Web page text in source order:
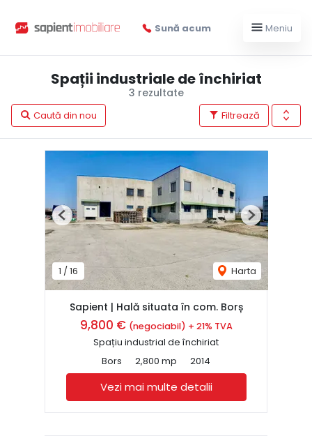
Sună acum Meniu
3 rezultate
Spații industriale de închiriat
Filtrează
Caută din nou
1 /16 Harta
Previous Next
Sapient | Hală situata în com. Borș
9,800 € (negociabil) + 21% TVA
Spațiu industrial de închiriat
Bors
2,800 mp 2014
Vezi mai multe detalii